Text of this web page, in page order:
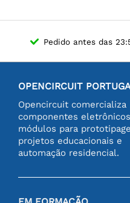
Pedido antes das
OPENCIRCUIT
Opencircuit comercializa
componentes
módulos para
projetos educacionais e
automação residencial.